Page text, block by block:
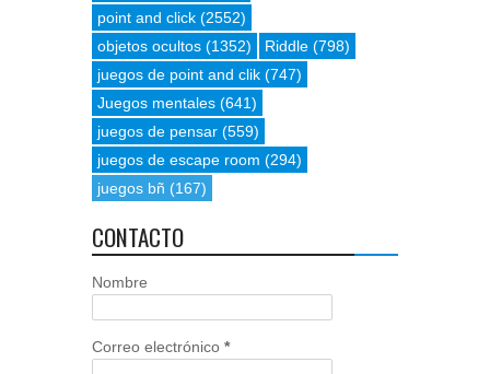
point and click (2552)
objetos ocultos (1352) Riddle (798)
juegos de point and clik (747)
Juegos mentales (641)
juegos de pensar (559)
juegos de escape room (294)
juegos bñ (167)
CONTACTO
Nombre
Correo electrónico *